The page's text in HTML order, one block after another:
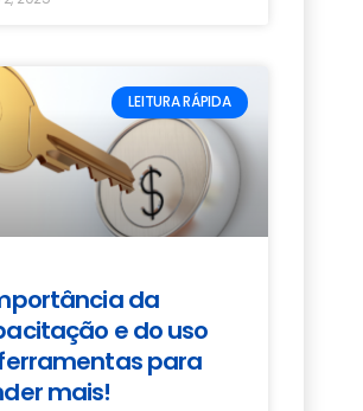
LEITURA RÁPIDA
da
e do uso
para
mais!